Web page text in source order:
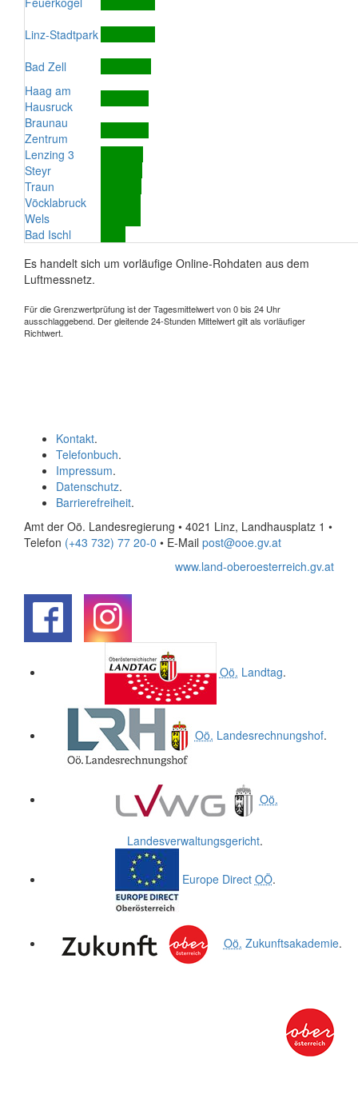
Linz-Stadtpark
Bad Zell
Haag am
Hausruck
Braunau
Zentrum
Lenzing 3
Steyr
Traun
Vöcklabruck
Wels
Bad Ischl
Es handelt sich um vorläufige Online-Rohdaten aus dem
Luftmessnetz.
Für die Grenzwertprüfung ist der Tagesmittelwert von 0 bis 24 Uhr
ausschlaggebend. Der gleitende 24-Stunden Mittelwert gilt als vorläufiger
Richtwert.
Kontakt.
Telefonbuch.
Impressum.
Datenschutz.
Barrierefreiheit.
Amt der Oö. Landesregierung • 4021 Linz, Landhausplatz 1 •
Telefon (+43 732) 77 20-0 • E-Mail post@ooe.gv.at
www.land-oberoesterreich.gv.at
Oö. Landtag.
Oö. Landesrechnungshof.
Oö.
Landesverwaltungsgericht.
Europe Direct OÖ.
Oö. Zukunftsakademie.